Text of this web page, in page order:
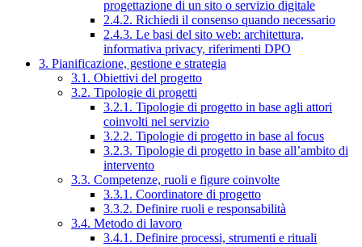
progettazione di un sito o servizio digitale
2.4.2. Richiedi il consenso quando necessario
2.4.3. Le basi del sito web: architettura,
informativa privacy, riferimenti DPO
3. Pianificazione, gestione e strategia
3.1. Obiettivi del progetto
3.2. Tipologie di progetti
3.2.1. Tipologie di progetto in base agli attori
coinvolti nel servizio
3.2.2. Tipologie di progetto in base al focus
3.2.3. Tipologie di progetto in base all’ambito di
intervento
3.3. Competenze, ruoli e figure coinvolte
3.3.1. Coordinatore di progetto
3.3.2. Definire ruoli e responsabilità
3.4. Metodo di lavoro
3.4.1. Definire processi, strumenti e rituali